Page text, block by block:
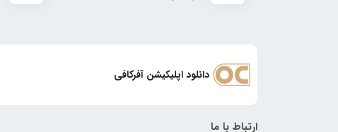
دانلود اپلیکیشن آفرکافی
ارتباط با ما